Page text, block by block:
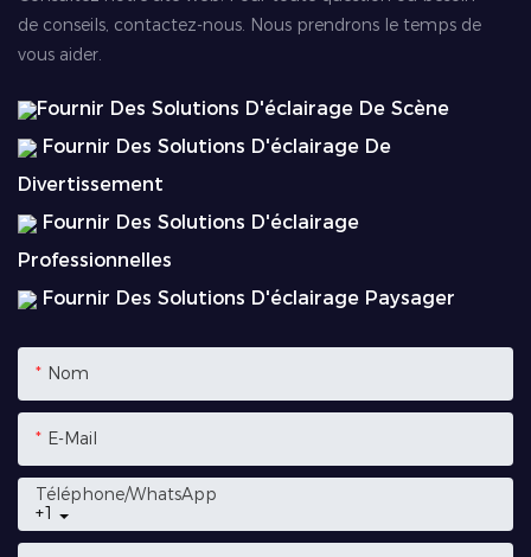
de conseils, contactez-nous. Nous prendrons le temps de
vous aider.
Fournir Des Solutions D'éclairage De Scène
Fournir Des Solutions D'éclairage De
Divertissement
Fournir Des Solutions D'éclairage
Professionnelles
Fournir Des Solutions D'éclairage Paysager
Nom
E-Mail
+1
Téléphone/WhatsApp